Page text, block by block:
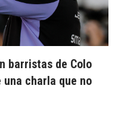
barristas de Colo
una charla que no